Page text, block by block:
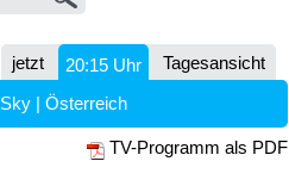
jetzt 20:15 Uhr
Tagesansicht
Sky | Österreich
TV-Programm als PDF